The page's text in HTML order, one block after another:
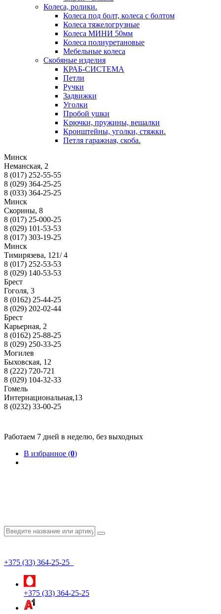
Колеса, ролики.
Колеса под болт, колеса с болтом
Колеса тяжелогрузные
Колеса МИНИ 50мм
Колеса полиуретановые
Мебельные колеса
Скобяные изделия
КРАБ-СИСТЕМА
Петли
Ручки
Задвижки
Уголки
Пробой ушки
Kрючки, пружины, вешалки
Кронштейны, уголки, стяжки.
Петля гаражная, скоба.
Минск
Неманская, 2
8 (017) 252-55-55
8 (029) 364-25-25
8 (033) 364-25-25
Минск
Скорины, 8
8 (017) 25-000-25
8 (029) 101-53-53
8 (017) 303-19-25
Минск
Тимирязева, 121/ 4
8 (017) 252-53-53
8 (029) 140-53-53
Брест
Гоголя, 3
8 (0162) 25-44-25
8 (029) 202-02-44
Брест
Карьерная, 2
8 (0162) 25-88-25
8 (029) 250-33-25
Могилев
Быховская, 12
8 (222) 720-721
8 (029) 104-32-33
Гомель
Интернациональная,13
8 (0232) 33-00-25
Работаем 7 дней в неделю, без выходных
В избранное (0)
+375 (33) 364-25-25
+375 (33) 364-25-25